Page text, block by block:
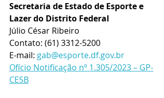
Secretaria de Estado de Esporte e
Lazer do Distrito Federal
Júlio César Ribeiro
Contato: (61) 3312-5200
E-mail: gab@esporte.df.gov.br
Ofício Notificação nº 1.305/2023 – GP-
CESB